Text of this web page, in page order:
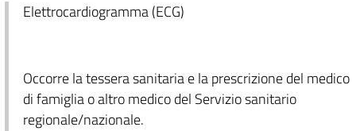
Elettrocardiogramma (ECG)
Occorre la tessera sanitaria e la prescrizione del medico
di famiglia o altro medico del Servizio sanitario
regionale/nazionale.